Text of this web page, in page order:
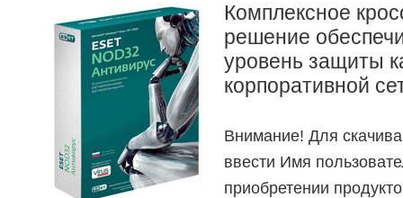
Комплексное
решение
уровень защиты
корпоративной
Внимание! Для
ввести Имя
приобретении